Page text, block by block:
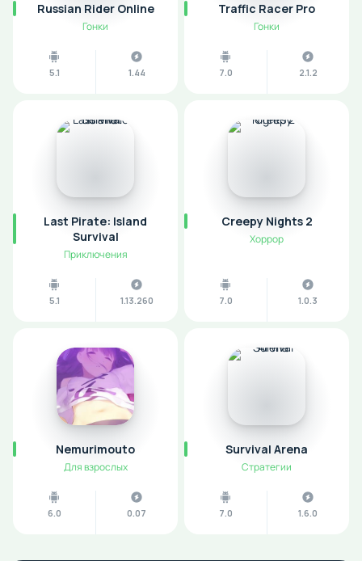
Russian Rider Online
Гонки
5.1 1.44
Traffic Racer Pro
Гонки
7.0 2.1.2
Last Pirate: Island
Survival
Приключения
5.1 1.13.260
Creepy Nights 2
Хоррор
7.0 1.0.3
Nemurimouto
Для взрослых
6.0 0.07
Survival Arena
Стратегии
7.0 1.6.0